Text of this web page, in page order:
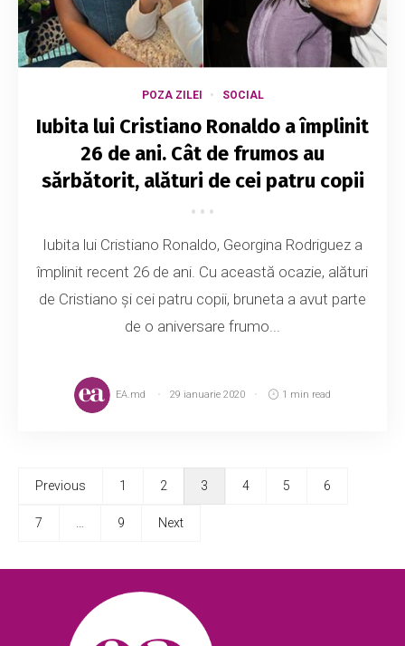
POZA ZILEI SOCIAL
Iubita lui Cristiano Ronaldo a împlinit
26 de ani. Cât de frumos au
sărbătorit, alături de cei patru copii
Iubita lui Cristiano Ronaldo, Georgina Rodriguez a
împlinit recent 26 de ani. Cu această ocazie, alături
de Cristiano și cei patru copii, bruneta a avut parte
de o aniversare frumo...
EA.md 29 ianuarie 2020 1 min read
Previous 1 2 3 4 5 6
7 9 Next